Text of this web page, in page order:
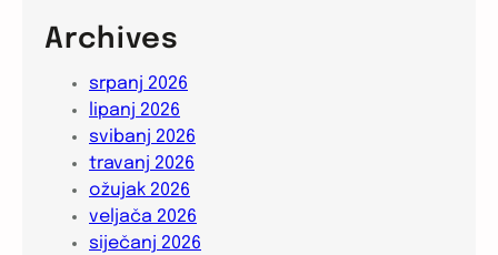
Archives
srpanj 2026
lipanj 2026
svibanj 2026
travanj 2026
ožujak 2026
veljača 2026
siječanj 2026